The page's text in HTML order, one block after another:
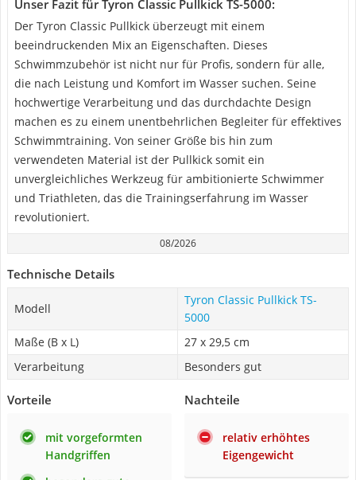
Unser Fazit für Tyron Classic Pullkick TS-5000:
Der Tyron Classic Pullkick überzeugt mit einem
beeindruckenden Mix an Eigenschaften. Dieses
Schwimmzubehör ist nicht nur für Profis, sondern für alle,
die nach Leistung und Komfort im Wasser suchen. Seine
hochwertige Verarbeitung und das durchdachte Design
machen es zu einem unentbehrlichen Begleiter für effektives
Schwimmtraining. Von seiner Größe bis hin zum
verwendeten Material ist der Pullkick somit ein
unvergleichliches Werkzeug für ambitionierte Schwimmer
und Triathleten, das die Trainingserfahrung im Wasser
revolutioniert.
08/2026
Technische Details
Modell
Tyron Classic Pullkick TS-
5000
Maße (B x L)
27 x 29,5 cm
Verarbeitung
Besonders gut
Vorteile
mit vorgeformten
Handgriffen
Nachteile
relativ erhöhtes
Eigengewicht